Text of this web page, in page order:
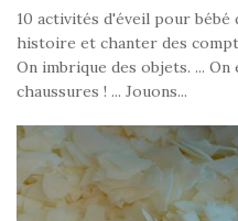
10 activités d'éveil pour bébé
histoire et chanter des
On imbrique des objets. ... On
chaussures ! ... Jouons...